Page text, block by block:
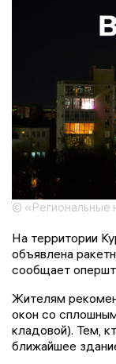
© «Региональные
На территории
объявлена
сообщает
Жителям
окон со
кладовой). Тем,
ближайшее